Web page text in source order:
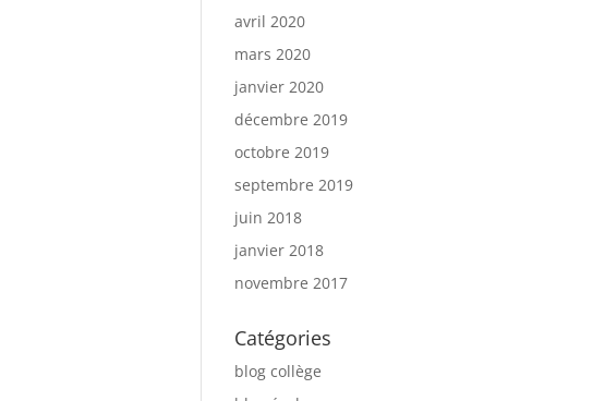
avril 2020
mars 2020
janvier 2020
décembre 2019
octobre 2019
septembre 2019
juin 2018
janvier 2018
novembre 2017
Catégories
blog collège